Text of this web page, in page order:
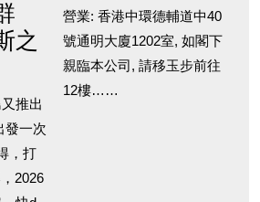
之
推出
發一次
，打
2026
營業: 香港中環德輔道中40
號通明大廈1202室, 如閣下
親臨本公司, 請移玉步前往
12樓……